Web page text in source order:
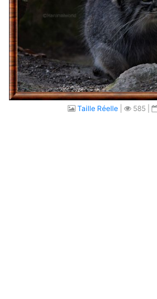
Taille Réelle| 585 |